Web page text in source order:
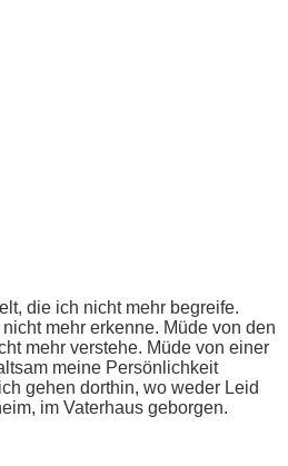
die ich nicht mehr begreife.
mehr erkenne. Müde von den
mehr verstehe. Müde von einer
meine Persönlichkeit
gehen dorthin, wo weder Leid
im Vaterhaus geborgen.